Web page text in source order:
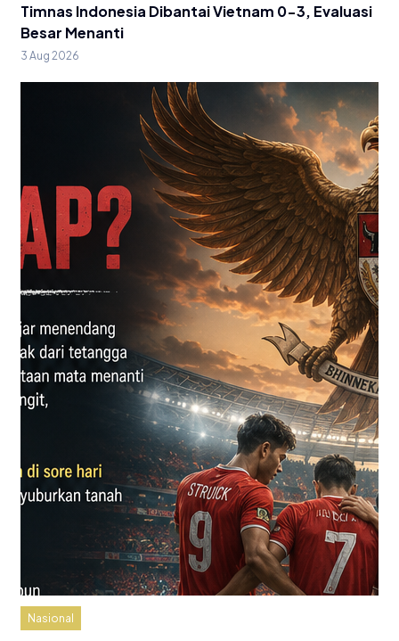
Timnas Indonesia Dibantai Vietnam 0-3, Evaluasi
Besar Menanti
3 Aug 2026
Nasional